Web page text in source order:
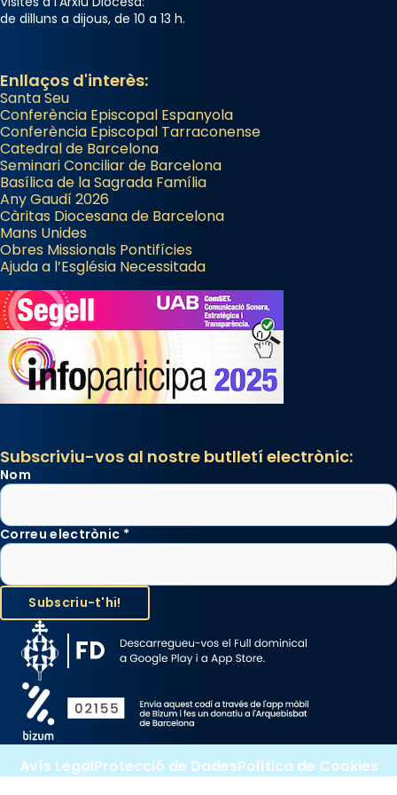
Photo
de dilluns a dijous, de 10 a 13 h.
Enllaços d'interès:
Santa Seu
Conferència Episcopal Espanyola
Conferència Episcopal Tarraconense
Catedral de Barcelona
Seminari Conciliar de Barcelona
Basílica de la Sagrada Família
Any Gaudí 2026
Càritas Diocesana de Barcelona
Mans Unides
Obres Missionals Pontifícies
Ajuda a l’Església Necessitada
Subscriviu-vos al nostre butlletí electrònic:
Nom
Correu electrònic *
Avís LegalProtecció de DadesPolítica de Cookies
Canal de denúncia